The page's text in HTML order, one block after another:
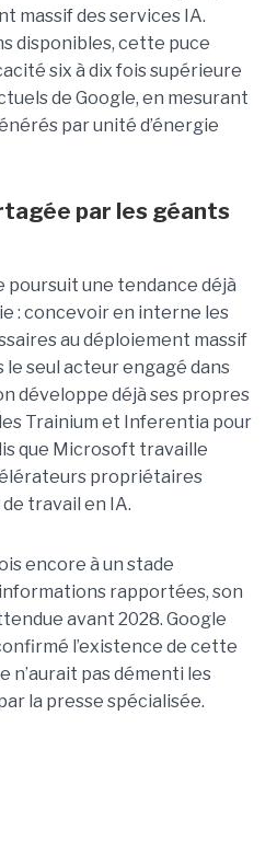
massif des services IA.
disponibles, cette puce
six à dix fois supérieure
de Google, en mesurant
par unité d’énergie
par les géants
poursuit une tendance déjà
: concevoir en interne les
au déploiement massif
le seul acteur engagé dans
développe déjà ses propres
Trainium et Inferentia pour
que Microsoft travaille
propriétaires
travail en IA.
encore à un stade
rapportées, son
avant 2028. Google
l’existence de cette
n’aurait pas démenti les
la presse spécialisée.